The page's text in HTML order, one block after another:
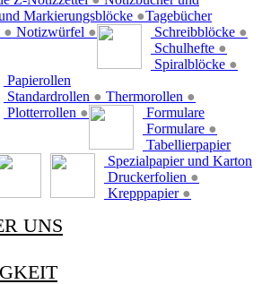
Markierungsblöcke ●
● Notizwürfel ●
Tagebücher
Schreibblöcke ●
Schulhefte ●
Spiralblöcke ●
Papierollen
Standardrollen ● Thermorollen ●
Plotterrollen ●
Formulare
Formulare ●
Tabellierpapier
Spezialpapier und Karton
Druckerfolien ●
Krepppapier ●
UNS